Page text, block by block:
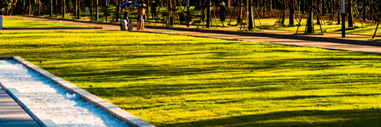
科研动态
自办刊物
学术预告
学习园地
教代会、工代会
关工委